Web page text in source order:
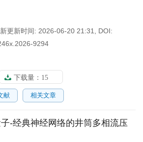
更新时间: 2026-06-20 21:31
DOI:
9294
下载量： 15
献 相关文章
-经典神经网络的井筒多相流压